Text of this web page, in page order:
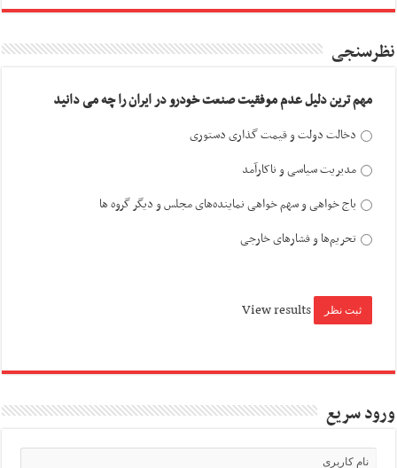
نظرسنجی
مهم ترین دلیل عدم موفقیت صنعت خودرو در ایران را چه می دانید
دخالت دولت و قیمت گذاری دستوری
مدیریت سیاسی و ناکارآمد
باج خواهی و سهم خواهی نماینده‌های مجلس و دیگر گروه ها
تحریم‌ها و فشارهای خارجی
View results
ورود سریع